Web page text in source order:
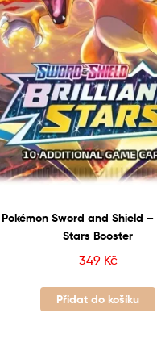
Pokémon Sword and Shield –
Stars Booster
349 Kč
Přidat do košíku